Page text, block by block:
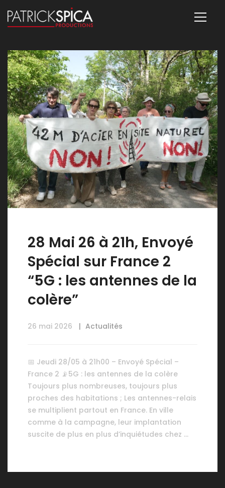
28 Mai 26 à 21h, Envoyé
Spécial sur France 2
“5G : les antennes de la
colère”
26 mai 2026 Actualités
📅 Jeudi 28/05 à 21h00 – Envoyé Spécial –
France 2 📡5G : les antennes de la colère
Toujours plus nombreuses, toujours plus
proches des habitations ; Les antennes-relais
se multiplient partout en France. En ville
comme à la campagne, leur implantation
suscite de plus en plus d’inquiétudes chez …